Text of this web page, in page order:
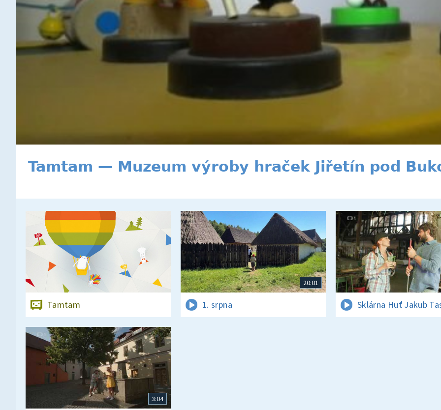
Tamtam — Muzeum výroby hraček Jiřetín pod
Tamtam
20:01
1. srpna Sklárna Huť Jakub
3:04